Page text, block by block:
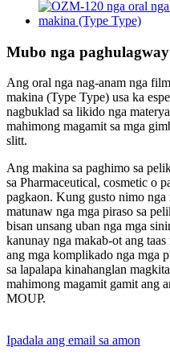
Mubo nga
Ang oral nga nag-anam nga
makina (Type Type) usa ka
nagbuklad sa likido nga
mahimong magamit sa mga
slitt.
Ang makina sa paghimo sa
sa Pharmaceutical, cosmetic o
pagkaon. Kung gusto nimo nga
matunaw nga mga piraso sa
bisan unsang uban nga mga
kanunay nga makab-ot ang
ang mga komplikado nga mga
sa lapalapa kinahanglan
mahimong magamit gamit ang
MOUP.
Ipadala ang email sa amon